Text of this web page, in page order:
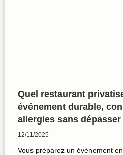
Quel restaurant
événement durable,
allergies sans
12/11/2025
Vous préparez un événement